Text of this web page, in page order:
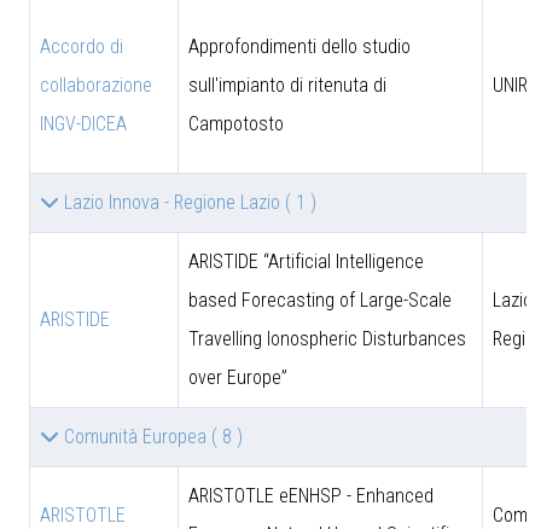
Accordo di
collaborazione
INGV-DICEA
Approfondimenti dello studio
sull'impianto di ritenuta di
Campotosto
Lazio Innova - Regione Lazio ( 1 )
ARISTIDE
ARISTIDE “Artificial Intelligence
based Forecasting of Large-Scale
Travelling Ionospheric Disturbances
over Europe”
Lazio
Comunità Europea ( 8 )
ARISTOTLE
ARISTOTLE eENHSP - Enhanced